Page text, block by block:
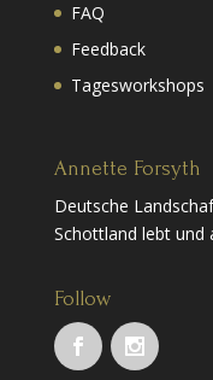
FAQ
Feedback
Tagesworkshops
Annette Forsyth
Deutsche
Schottland lebt und
Follow